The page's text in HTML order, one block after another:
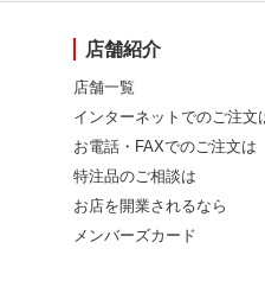
店舗紹介
店舗一覧
インターネットでのご注文
お電話・FAXでのご注文は
特注品のご相談は
お店を開業されるなら
メンバーズカード